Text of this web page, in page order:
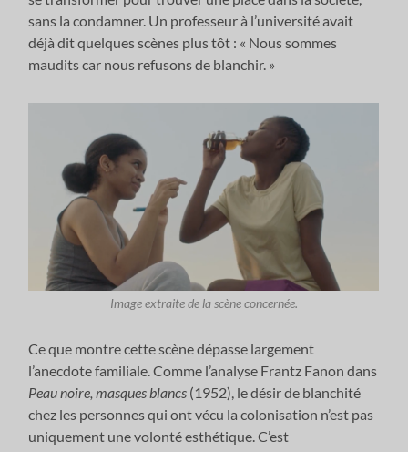
sans la condamner. Un professeur à l’université avait
déjà dit quelques scènes plus tôt : « Nous sommes
maudits car nous refusons de blanchir. »
Image extraite de la scène concernée.
Ce que montre cette scène dépasse largement
l’anecdote familiale. Comme l’analyse Frantz Fanon dans
Peau noire, masques blancs (1952), le désir de blanchité
chez les personnes qui ont vécu la colonisation n’est pas
uniquement une volonté esthétique. C’est